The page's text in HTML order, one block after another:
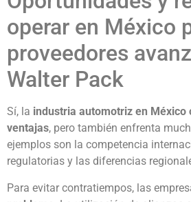
operar en México
proveedores
Walter Pack
Sí, la industria automotriz en México
ventajas, pero también enfrenta
ejemplos son la competencia
regulatorias y las diferencias
Para evitar contratiempos, las